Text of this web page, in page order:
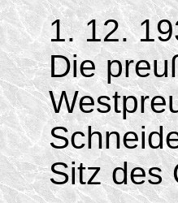
1. 12.
Die
Sitz des